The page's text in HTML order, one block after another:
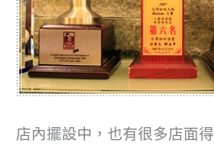
店內擺設中，也有很多店面